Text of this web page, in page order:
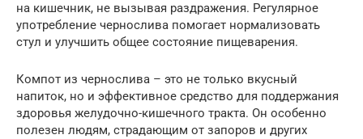
на кишечник, не вызывая раздражения. Регулярное
употребление чернослива помогает нормализовать
стул и улучшить общее состояние пищеварения.
Компот из чернослива – это не только вкусный
напиток, но и эффективное средство для поддержания
здоровья желудочно-кишечного тракта. Он особенно
полезен людям, страдающим от запоров и других